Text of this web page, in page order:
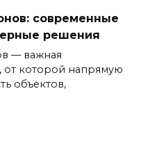
современные
решения
— важная
от которой напрямую
объектов,